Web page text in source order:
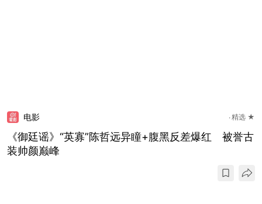
电影 精选 ★
《御廷谣》“英寡”陈哲远异瞳+腹黑反差爆红 被誉古
装帅颜巅峰